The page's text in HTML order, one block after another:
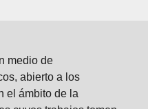
medio de
abierto a los
el ámbito de la